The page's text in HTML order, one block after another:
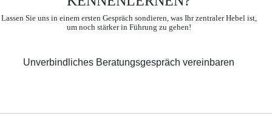
Lassen Sie uns in einem ersten Gespräch sondieren, was Ihr zentraler Hebel ist,
um noch stärker in Führung zu gehen!
Unverbindliches Beratungsgespräch vereinbaren